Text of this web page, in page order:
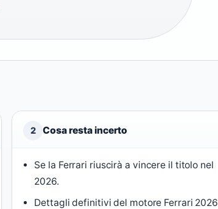
2 Cosa resta incerto
Se la Ferrari riuscirà a vincere il titolo nel
2026.
Dettagli definitivi del motore Ferrari 2026